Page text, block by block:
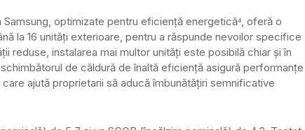
optimizate pentru eficiență energetică⁴, oferă o
la 16 unități exterioare, pentru a răspunde nevoilor specifice
reduse, instalarea mai multor unități este posibilă chiar și în
de căldură de înaltă eficiență asigură performanțe
ajută proprietarii să aducă îmbunătățiri semnificative